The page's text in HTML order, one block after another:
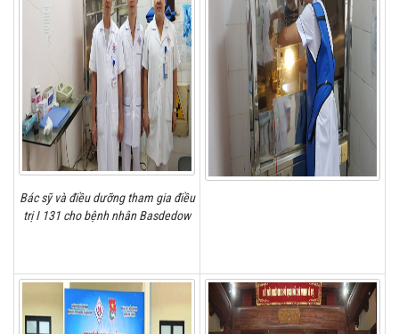
Bác sỹ và điều dưỡng tham gia điều
trị I 131 cho bệnh nhân Basdedow